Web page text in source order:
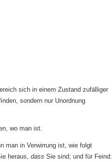
sich in einem Zustand zufälliger
sondern nur Unordnung
wo man ist.
man in Verwirrung ist, wie folgt
heraus, dass Sie sind; und für Feind: